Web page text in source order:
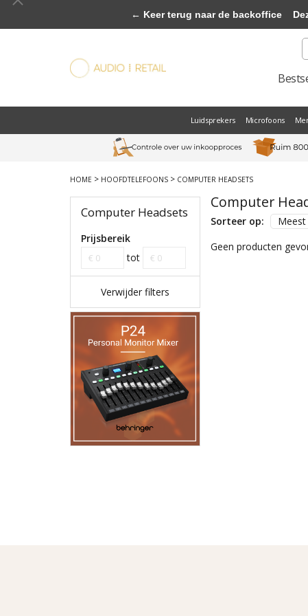
Luidsprekers Microfoons
HOME > HOOFDTELEFOONS > COMPUTER HEADSETS
Computer Headsets
Prijsbereik
tot
Verwijder filters
Computer
Sorteer op:
Meest
Geen producten
← Keer terug naar de backoffice